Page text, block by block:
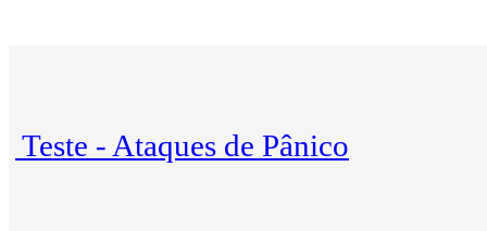
Teste - Ataques de Pânico